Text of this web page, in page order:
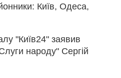
Київ, Одеса,
"Київ24" заявив
народу" Сергій